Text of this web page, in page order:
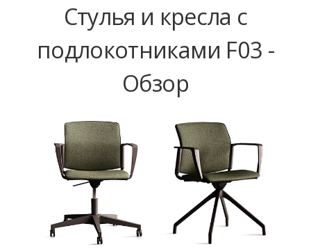
Стулья и кресла с
подлокотниками F03 -
Обзор